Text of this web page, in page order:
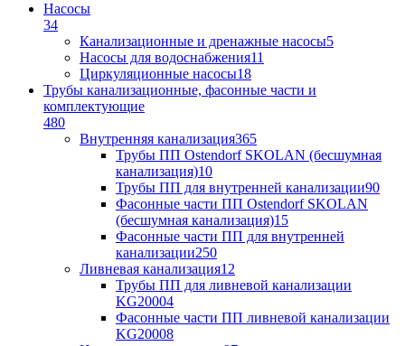
Насосы
34
Канализационные и дренажные насосы5
Насосы для водоснабжения11
Циркуляционные насосы18
Трубы канализационные, фасонные части и
комплектующие
480
Внутренняя канализация365
Трубы ПП Ostendorf SKOLAN (бесшумная
канализация)10
Трубы ПП для внутренней канализации90
Фасонные части ПП Ostendorf SKOLAN
(бесшумная канализация)15
Фасонные части ПП для внутренней
канализации250
Ливневая канализация12
Трубы ПП для ливневой канализации
KG20004
Фасонные части ПП ливневой канализации
KG20008